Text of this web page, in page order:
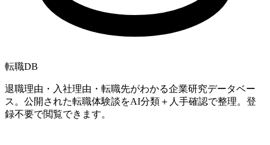
転職DB
退職理由・入社理由・転職先がわかる企業研究データベー
ス。公開された転職体験談をAI分類＋人手確認で整理。登
録不要で閲覧できます。